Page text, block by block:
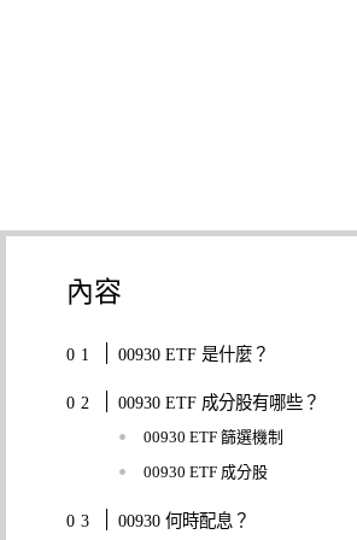
內容
00930 ETF 是什麼？
00930 ETF 成分股有哪些？
00930 ETF 篩選機制
00930 ETF 成分股
00930 何時配息？